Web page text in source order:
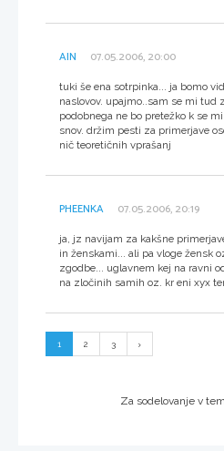
AIN 07.05.2006, 20:00
tuki še ena sotrpinka... ja bomo
naslovov. upajmo..sam se mi tud
podobnega ne bo pretežko k se
snov. držim pesti za primerjave
nič teoretičnih vprašanj
PHEENKA 07.05.2006, 20:19
ja, jz navijam za kakšne
in ženskami... ali pa vloge žensk
zgodbe... uglavnem kej na ravni
na zločinih samih oz. kr eni xyx
1 2 3
Za sodelovanje v